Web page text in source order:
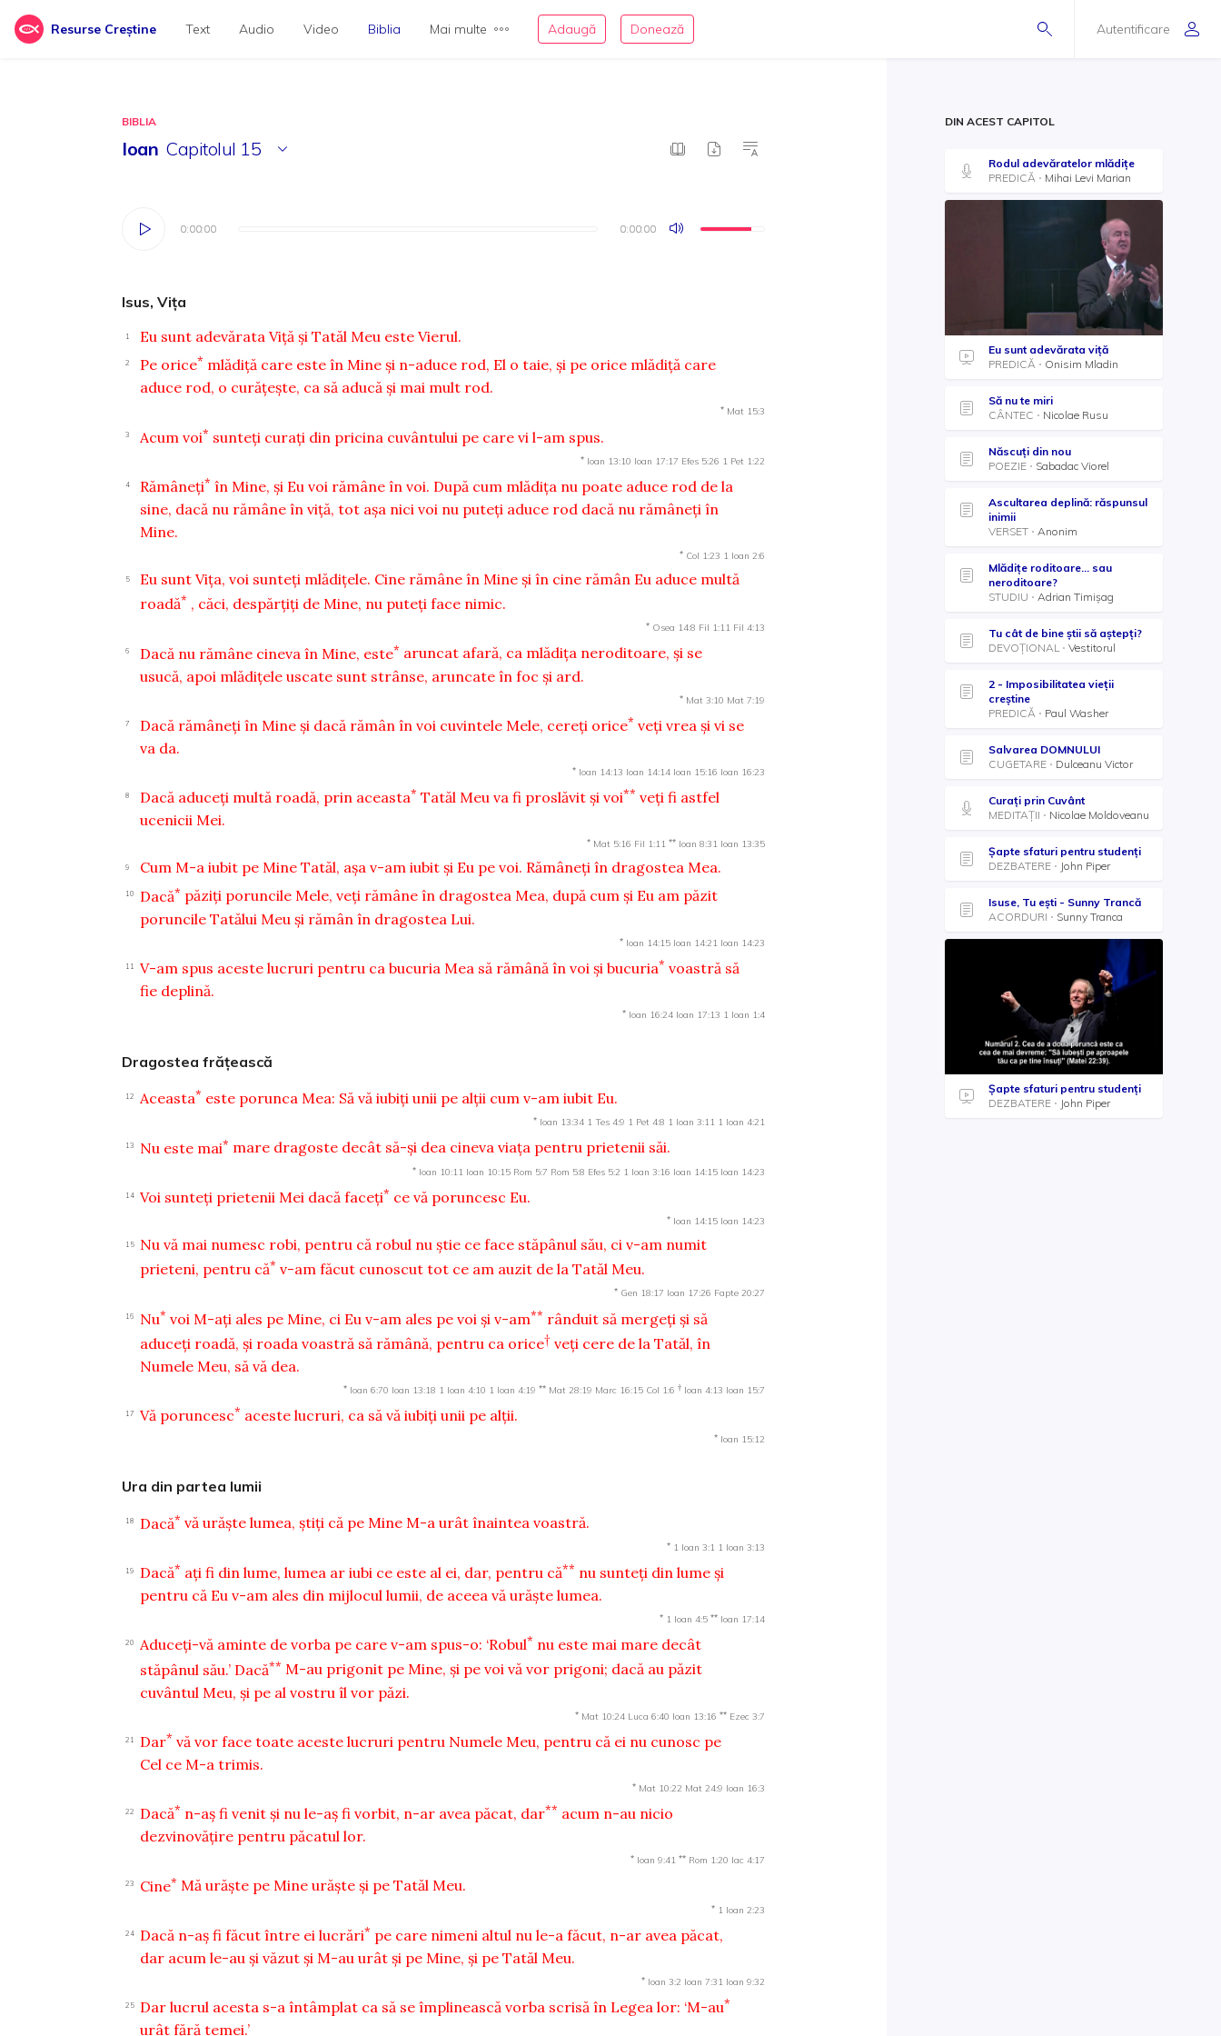
Resurse Creștine Autentificare
Text Audio Video Biblia Mai multe Adaugă Donează
BIBLIA
Ioan Capitolul 15
0:00:00 0:00:00
0:00:00 0:00:00
Isus, Viţa
1 Eu sunt adevărata Viţă şi Tatăl Meu este Vierul.
2 Pe orice* mlădiţă care este în Mine şi n-aduce rod, El o taie, şi pe orice mlădiţă care
aduce rod, o curăţeşte, ca să aducă şi mai mult rod.
* Mat 15:3
3 Acum voi* sunteţi curaţi din pricina cuvântului pe care vi l-am spus.
* Ioan 13:10 Ioan 17:17 Efes 5:26 1 Pet 1:22
4 Rămâneţi* în Mine, şi Eu voi rămâne în voi. După cum mlădiţa nu poate aduce rod de la
sine, dacă nu rămâne în viţă, tot aşa nici voi nu puteţi aduce rod dacă nu rămâneţi în
Mine.
* Col 1:23 1 Ioan 2:6
5
Eu sunt Viţa, voi sunteţi mlădiţele. Cine rămâne în Mine şi în cine rămân Eu aduce multă
roadă* , căci, despărţiţi de Mine, nu puteţi face nimic.
* Osea 14:8 Fil 1:11 Fil 4:13
6 Dacă nu rămâne cineva în Mine, este* aruncat afară, ca mlădiţa neroditoare, şi se
usucă, apoi mlădiţele uscate sunt strânse, aruncate în foc şi ard.
* Mat 3:10 Mat 7:19
7 Dacă rămâneţi în Mine şi dacă rămân în voi cuvintele Mele, cereţi orice* veţi vrea şi vi se
va da.
* Ioan 14:13 Ioan 14:14 Ioan 15:16 Ioan 16:23
8 Dacă aduceţi multă roadă, prin aceasta* Tatăl Meu va fi proslăvit şi voi** veţi fi astfel
ucenicii Mei.
* Mat 5:16 Fil 1:11 ** Ioan 8:31 Ioan 13:35
9 Cum M-a iubit pe Mine Tatăl, aşa v-am iubit şi Eu pe voi. Rămâneţi în dragostea Mea.
10 Dacă* păziţi poruncile Mele, veţi rămâne în dragostea Mea, după cum şi Eu am păzit
poruncile Tatălui Meu şi rămân în dragostea Lui.
* Ioan 14:15 Ioan 14:21 Ioan 14:23
11 V-am spus aceste lucruri pentru ca bucuria Mea să rămână în voi şi bucuria* voastră să
fie deplină.
* Ioan 16:24 Ioan 17:13 1 Ioan 1:4
Dragostea frăţească
12 Aceasta* este porunca Mea: Să vă iubiţi unii pe alţii cum v-am iubit Eu.
* Ioan 13:34 1 Tes 4:9 1 Pet 4:8 1 Ioan 3:11 1 Ioan 4:21
13 Nu este mai* mare dragoste decât să-şi dea cineva viaţa pentru prietenii săi.
* Ioan 10:11 Ioan 10:15 Rom 5:7 Rom 5:8 Efes 5:2 1 Ioan 3:16 Ioan 14:15 Ioan 14:23
14 Voi sunteţi prietenii Mei dacă faceţi* ce vă poruncesc Eu.
* Ioan 14:15 Ioan 14:23
15
Nu vă mai numesc robi, pentru că robul nu ştie ce face stăpânul său, ci v-am numit
prieteni, pentru că* v-am făcut cunoscut tot ce am auzit de la Tatăl Meu.
* Gen 18:17 Ioan 17:26 Fapte 20:27
16 Nu* voi M-aţi ales pe Mine, ci Eu v-am ales pe voi şi v-am** rânduit să mergeţi şi să
aduceţi roadă, şi roada voastră să rămână, pentru ca orice† veţi cere de la Tatăl, în
Numele Meu, să vă dea.
* Ioan 6:70 Ioan 13:18 1 Ioan 4:10 1 Ioan 4:19 ** Mat 28:19 Marc 16:15 Col 1:6 † Ioan 4:13 Ioan 15:7
17 Vă poruncesc* aceste lucruri, ca să vă iubiţi unii pe alţii.
* Ioan 15:12
Ura din partea lumii
18 Dacă* vă urăşte lumea, ştiţi că pe Mine M-a urât înaintea voastră.
* 1 Ioan 3:1 1 Ioan 3:13
19 Dacă* aţi fi din lume, lumea ar iubi ce este al ei, dar, pentru că** nu sunteţi din lume şi
pentru că Eu v-am ales din mijlocul lumii, de aceea vă urăşte lumea.
* 1 Ioan 4:5 ** Ioan 17:14
20 Aduceţi-vă aminte de vorba pe care v-am spus-o: ‘Robul* nu este mai mare decât
stăpânul său.’ Dacă** M-au prigonit pe Mine, şi pe voi vă vor prigoni; dacă au păzit
cuvântul Meu, şi pe al vostru îl vor păzi.
* Mat 10:24 Luca 6:40 Ioan 13:16 ** Ezec 3:7
21 Dar* vă vor face toate aceste lucruri pentru Numele Meu, pentru că ei nu cunosc pe
Cel ce M-a trimis.
* Mat 10:22 Mat 24:9 Ioan 16:3
22 Dacă* n-aş fi venit şi nu le-aş fi vorbit, n-ar avea păcat, dar** acum n-au nicio
dezvinovăţire pentru păcatul lor.
* Ioan 9:41 ** Rom 1:20 Iac 4:17
23 Cine* Mă urăşte pe Mine urăşte şi pe Tatăl Meu.
* 1 Ioan 2:23
24 Dacă n-aş fi făcut între ei lucrări* pe care nimeni altul nu le-a făcut, n-ar avea păcat,
dar acum le-au şi văzut şi M-au urât şi pe Mine, şi pe Tatăl Meu.
* Ioan 3:2 Ioan 7:31 Ioan 9:32
25 Dar lucrul acesta s-a întâmplat ca să se împlinească vorba scrisă în Legea lor: ‘M-au*
urât fără temei.’
DIN ACEST CAPITOL
Rodul adevăratelor mlădițe
PREDICĂ
Mihai Levi Marian
Eu sunt adevărata viță
PREDICĂ
Onisim Mladin
Să nu te miri
CÂNTEC
Nicolae Rusu
Născuți din nou
POEZIE
Sabadac Viorel
Ascultarea deplină: răspunsul
inimii
VERSET
Anonim
Mlădițe roditoare... sau
neroditoare?
STUDIU
Adrian Timișag
Tu cât de bine știi să aștepți?
DEVOȚIONAL
Vestitorul
2 - Imposibilitatea vieții
creștine
PREDICĂ
Paul Washer
Salvarea DOMNULUI
CUGETARE
Dulceanu Victor
Curați prin Cuvânt
MEDITAȚII
Nicolae Moldoveanu
Șapte sfaturi pentru studenți
DEZBATERE
John Piper
Isuse, Tu ești - Sunny Trancă
ACORDURI
Sunny Tranca
Șapte sfaturi pentru studenți
DEZBATERE
John Piper